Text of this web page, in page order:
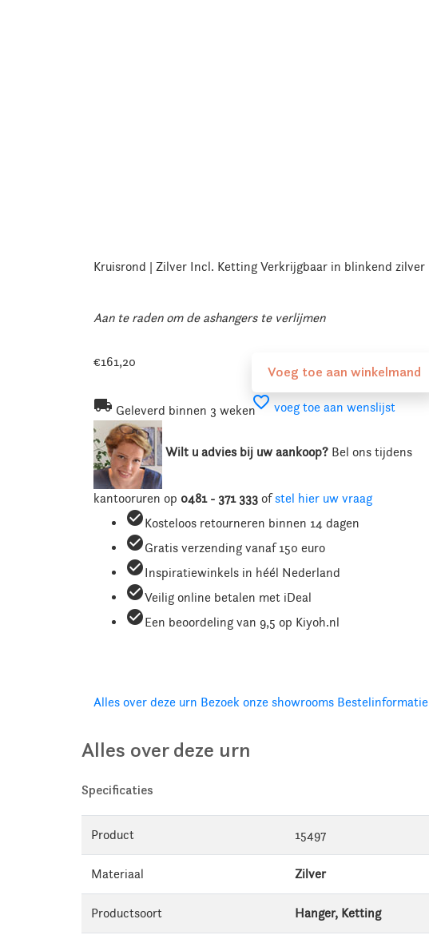
Kruisrond | Zilver Incl. Ketting Verkrijgbaar in blinkend zilver
Aan te raden om de ashangers te verlijmen
€161,20
Voeg toe aan winkelmand
favorite_border voeg toe aan wenslijst
local_shipping Geleverd binnen 3 weken
Wilt u advies bij uw aankoop? Bel ons tijdens
kantooruren op 0481 - 371 333 ofstel hier uw vraag
check_circleKosteloos retourneren binnen 14 dagen
check_circleGratis verzending vanaf 150 euro
check_circleInspiratiewinkels in héél Nederland
check_circleVeilig online betalen met iDeal
check_circleEen beoordeling van 9,5 op Kiyoh.nl
Alles over deze urn Bezoek onze showrooms Bestelinformatie
Alles over deze urn
Specificaties
Product 15497
Materiaal Zilver
Productsoort Hanger, Ketting